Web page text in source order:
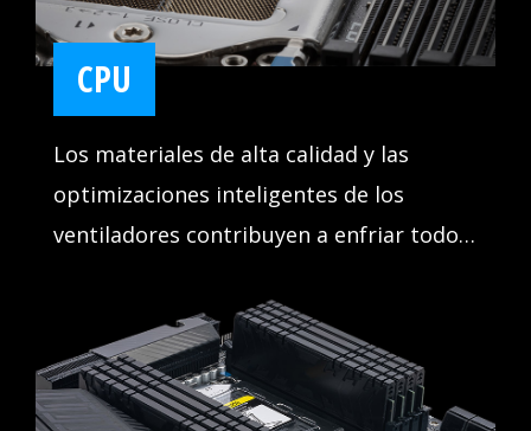
CPU
Los materiales de alta calidad y las
optimizaciones inteligentes de los
ventiladores contribuyen a enfriar todos
clave para asegurar que el sistema
funcione de forma estable y ofrezca el
mejor rendimiento en todo momento.